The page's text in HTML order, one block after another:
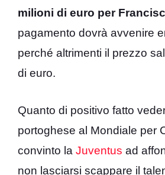
milioni di euro per
pagamento dovrà avvenire
perché altrimenti il prezzo
di euro.
Quanto di positivo fatto
portoghese al Mondiale per
convinto la Juventus ad
non lasciarsi scappare il